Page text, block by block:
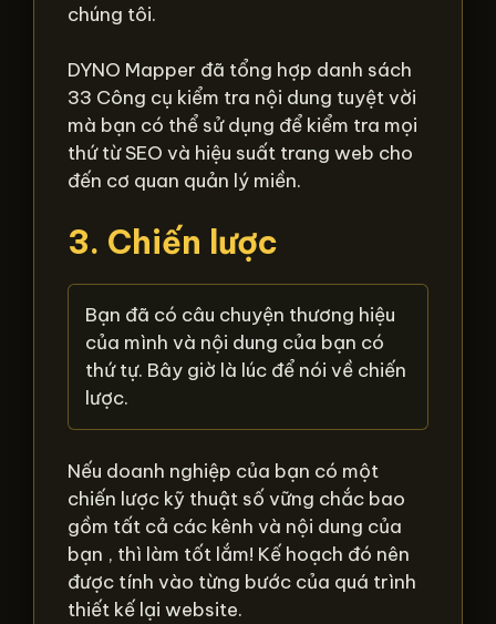
chúng tôi.
DYNO Mapper đã tổng hợp danh sách
33 Công cụ kiểm tra nội dung tuyệt vời
mà bạn có thể sử dụng để kiểm tra mọi
thứ từ SEO và hiệu suất trang web cho
đến cơ quan quản lý miền.
3. Chiến lược
Bạn đã có câu chuyện thương hiệu
của mình và nội dung của bạn có
thứ tự. Bây giờ là lúc để nói về chiến
lược.
Nếu doanh nghiệp của bạn có một
chiến lược kỹ thuật số vững chắc bao
gồm tất cả các kênh và nội dung của
bạn , thì làm tốt lắm! Kế hoạch đó nên
được tính vào từng bước của quá trình
thiết kế lại website.